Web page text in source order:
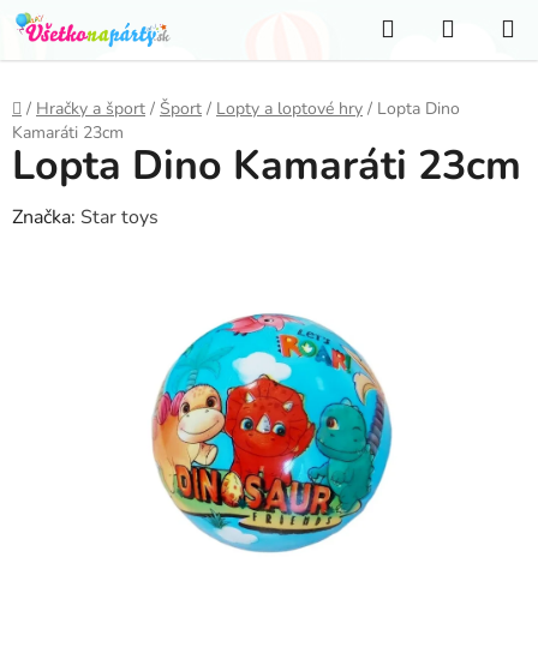
Prejsť
na
obsah
Hľadať
KOŠÍK
Domov
/ Hračky a šport / Šport / Lopty a loptové hry / Lopta Dino
Kamaráti 23cm
Lopta Dino Kamaráti 23cm
Značka: Star toys